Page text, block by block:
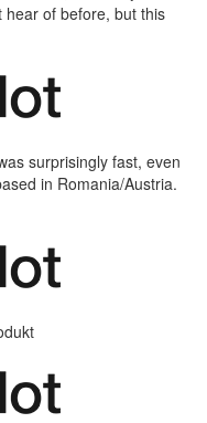
of before, but this
surprisingly fast, even
in Romania/Austria.